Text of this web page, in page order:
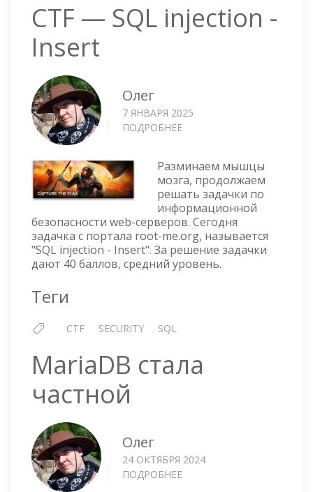
CTF — SQL injection -
Insert
Олег
7 ЯНВАРЯ 2025
ПОДРОБНЕЕ
SQL
INJECTION
-
INSERT
Разминаем мышцы
мозга, продолжаем
решать задачки по
информационной
безопасности web-серверов. Сегодня
задачка с портала root-me.org, называется
"SQL injection - Insert". За решение задачки
дают 40 баллов, средний уровень.
Теги
CTF SECURITY SQL
MariaDB стала
частной
Олег
24 ОКТЯБРЯ 2024
ПОДРОБНЕЕ